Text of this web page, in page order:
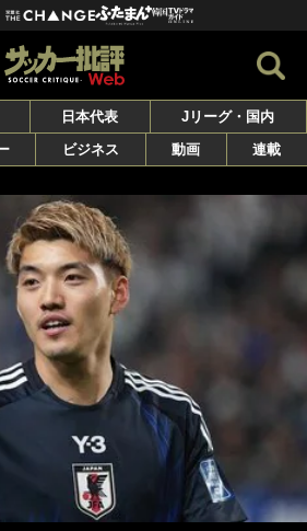
日本代表
Jリーグ・国内
ビジネス 動画 連載